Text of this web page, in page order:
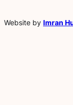
Website by Imran